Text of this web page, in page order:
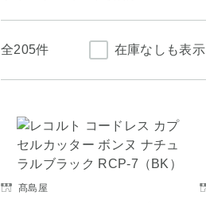
全205件 在庫なしも表示
髙島屋